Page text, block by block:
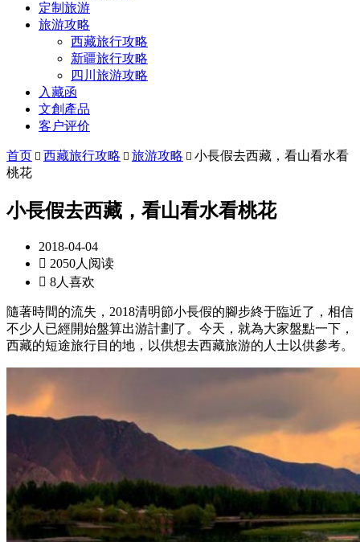
定制旅游
旅游攻略
西藏旅行攻略
新疆旅行攻略
四川旅游攻略
入藏函
文創產品
客户评价
首页  西藏旅行攻略  旅游攻略  小長假去西藏，看山看水看
桃花
小長假去西藏，看山看水看桃花
2018-04-04
 2050人阅读
 8人喜欢
隨著時間的流失，2018清明節小長假的腳步終于臨近了，相信
不少人已經開始盤算出游計劃了。今天，就為大家盤點一下，
西藏的短途旅行目的地，以供想去西藏旅游的人士以供參考。